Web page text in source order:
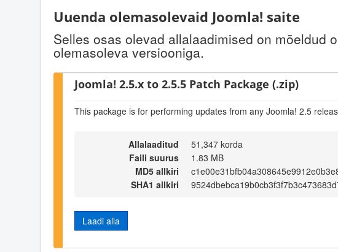
Uuenda olemasolevaid Joomla! saite
Selles osas olevad allalaadimised on mõeldud
olemasoleva versiooniga.
Joomla! 2.5.x to 2.5.5 Patch Package (.zip)
This package is for performing updates from any Joomla! 2.5
Allalaaditud
51,347 korda
Faili suurus
1.83 MB
MD5 allkiri
SHA1 allkiri
Laadi alla